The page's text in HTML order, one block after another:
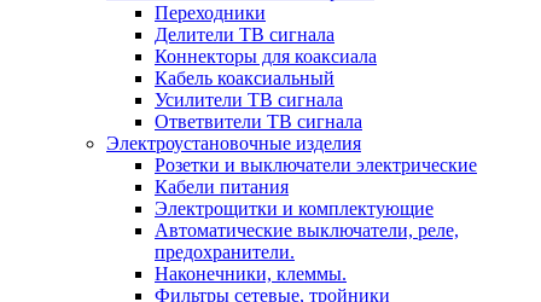
Переходники
Делители ТВ сигнала
Коннекторы для коаксиала
Кабель коаксиальный
Усилители ТВ сигнала
Ответвители ТВ сигнала
Электроустановочные изделия
Розетки и выключатели электрические
Кабели питания
Электрощитки и комплектующие
Автоматические выключатели, реле,
предохранители.
Наконечники, клеммы.
Фильтры сетевые, тройники